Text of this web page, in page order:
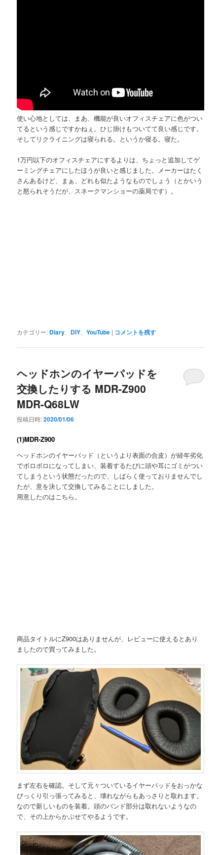
使い心地としては、まあ、機能が良いオフィスチェアに色がつい
てるという感じですかねぇ。ひじ掛けもついてて良い感じです。
そしてリクライニングは寝られる。というか寝る。寝た。
1万円以下のオフィスチェアにするよりは、ちょっと追加してゲ
ーミングチェアにしたほうが良いと感じました。メーカーはたく
さんあるけど、まぁ、どれも似たようなものでしょう（とかいう
と怒られそうだが、スネークマンショーの薬局です）。
カテゴリー: Diary、 DIY、YouTube | コメントを残す
ヘッドホンのイヤーパッドを
交換したりする MDR-Z900
MDR-Q68LW
投稿日時:2020/01/06
(1)MDR-Z900
ヘッドホンのイヤーパッド（というより表面の合皮）が経年劣化
でボロボロになってしまい、装着するたびに頭や耳にゴミがつい
てしまうという状態だったので、しばらく使っておりませんでし
たが、意を決して交換してみることにしました。
用意したのはこちら。
商品タイトルにZ900はありませんが、レビューに使えるとあり
ましたので買ってみました。
まず左右を確認。そして元々ついているイヤーパッドをおっかな
びっくり引っ張ってみると、壊れながらもあっさりと取れます。
なので新しいものを装着。頭のバンド部分は取れないようなの
で、その上からかぶせてやるようです。